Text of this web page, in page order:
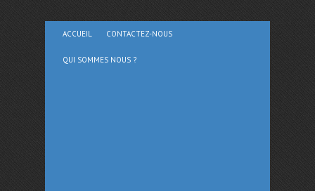
ACCUEIL CONTACTEZ-NOUS
QUI SOMMES NOUS ?